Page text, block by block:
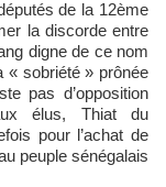
de la 12ème
la discorde entre
digne de ce nom
« sobriété » prônée
pas d’opposition
élus, Thiat du
pour l’achat de
peuple sénégalais